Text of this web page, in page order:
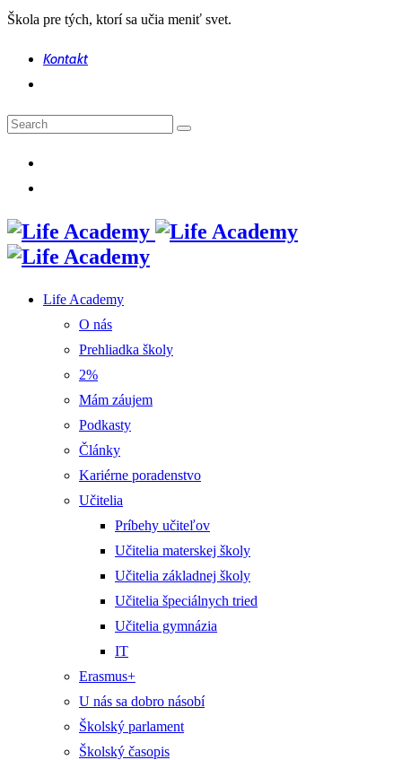
Škola pre tých, ktorí sa učia meniť svet.
Kontakt
Life Academy
O nás
Prehliadka školy
2%
Mám záujem
Podkasty
Články
Kariérne poradenstvo
Učitelia
Príbehy učiteľov
Učitelia materskej školy
Učitelia základnej školy
Učitelia špeciálnych tried
Učitelia gymnázia
IT
Erasmus+
U nás sa dobro násobí
Školský parlament
Školský časopis